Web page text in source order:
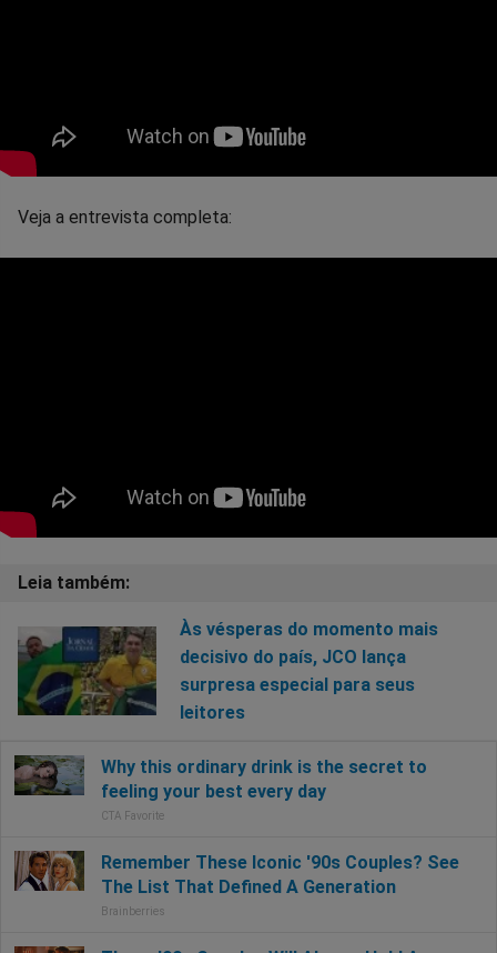
Veja a entrevista completa:
Às vésperas do momento mais
decisivo do país, JCO lança
surpresa especial para seus
leitores